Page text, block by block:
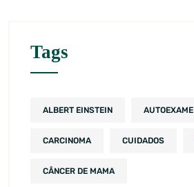
Tags
ALBERT EINSTEIN AUTOEXAME
CARCINOMA CUIDADOS
CÂNCER DE MAMA